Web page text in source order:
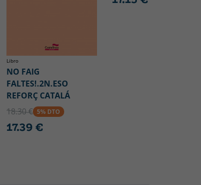
Libro
NO FAIG
FALTES!.2N.ESO
REFORÇ CATALÁ
18.30 € 5% DTO
17.39 €